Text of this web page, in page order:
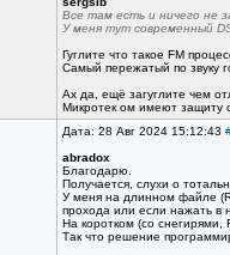
Все там есть и ничего не
У меня тут современный
Гуглите что такое FM
Самый пережатый по звуку
Ах да, ещё загуглите чем
Микротек ом имеют защиту
Дата: 28 Авг 2024 15:12:43
abradox
Благодарю.
Получается, слухи о
У меня на длинном файле
прохода или если нажать в
На коротком (со снегирями,
Так что решение